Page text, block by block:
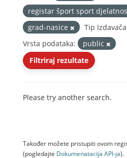
registar šport sport
grad-nasice
Tip
Vrsta podataka:
public
Filtriraj rezultate
Please try another search.
Također možete pristupiti ovom
(pogledajte Dokumenаtаcijа API-jа).